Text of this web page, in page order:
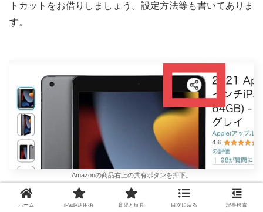
トカットをお借りしましょう。設定方法等も書いてありま
す。
Amazonの商品右上の共有ボタンを押下。
ホーム iPad×活用術 育児と玩具 目次に戻る 記事検索